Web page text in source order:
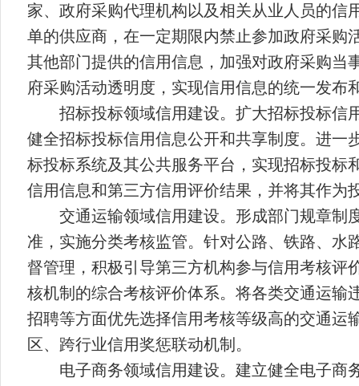
家、政府采购代理机构以及相关从业人员的
单的供应商，在一定期限内禁止参加政府采购
其他部门提供的信用信息，加强对政府采购当
府采购活动透明度，实现信用信息的统一发布
招标投标领域信用建设。扩大招标投标信
健全招标投标信用信息公开和共享制度。进一
标投标系统及其公共服务平台，实现招标投标
信用信息和第三方信用评价结果，并将其作为
交通运输领域信用建设。形成部门规章制
准，实施分类考核监管。针对公路、铁路、
督管理，积极引导第三方机构参与信用考核评
核机制的综合考核评价体系。将各类交通运输
招聘等方面优先选择信用考核等级高的交通运
区、跨行业信用奖惩联动机制。
电子商务领域信用建设。建立健全电子商